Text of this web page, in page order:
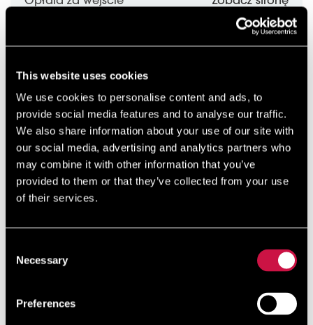
This website uses cookies
We use cookies to personalise content and ads, to
provide social media features and to analyse our traffic.
We also share information about your use of our site with
our social media, advertising and analytics partners who
may combine it with other information that you’ve
provided to them or that they’ve collected from your use
of their services.
Selection
Necessary
Preferences
Dołącz do nas już dziś, to proste i bezpłatne.
za pośrednictwem naszej oficjalnej strony internetowej!